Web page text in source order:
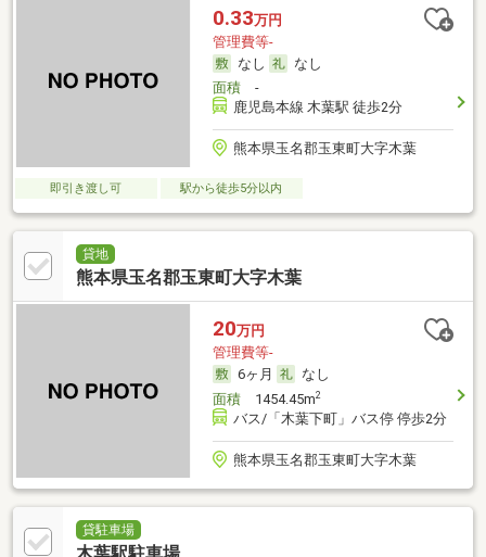
0.33万円
管理費等-
なし
なし
面積-
鹿児島本線 木葉駅 徒歩2分
熊本県玉名郡玉東町大字木葉
即引き渡し可 駅から徒歩5分以内
貸地
熊本県玉名郡玉東町大字木葉
20万円
管理費等-
6ヶ月
なし
面積1454.45m2
バス/「木葉下町」バス停 停歩2分
熊本県玉名郡玉東町大字木葉
貸駐車場